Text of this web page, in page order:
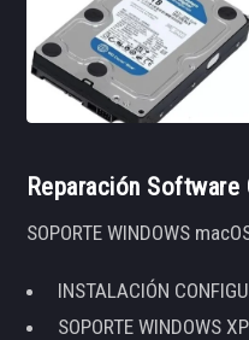
Reparación Software
SOPORTE WINDOWS
INSTALACIÓN
SOPORTE WINDOWS